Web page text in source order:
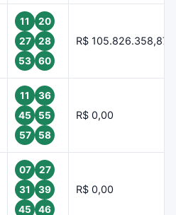
11
20
27
28
53
60
R$ 105.826.358,87
11
36
45
55
57
58
R$ 0,00
07
27
31
39
45
46
R$ 0,00